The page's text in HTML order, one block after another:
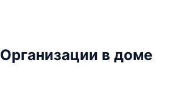
Организации в доме